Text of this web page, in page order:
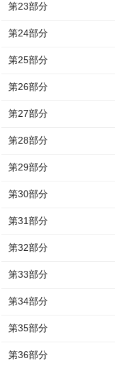
第23部分
第24部分
第25部分
第26部分
第27部分
第28部分
第29部分
第30部分
第31部分
第32部分
第33部分
第34部分
第35部分
第36部分